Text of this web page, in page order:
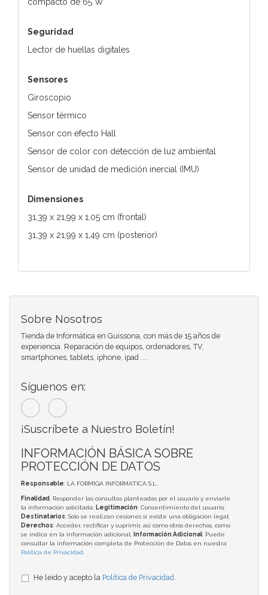
Seguridad
Lector de huellas digitales
Sensores
Giroscopio
Sensor térmico
Sensor con efecto Hall
Sensor de color con detección de luz ambiental
Sensor de unidad de medición inercial (IMU)
Dimensiones
31,39 x 21,99 x 1,05 cm (frontal)
31,39 x 21,99 x 1,49 cm (posterior)
Sobre Nosotros
Tienda de Informática en Guissona, con más de 15 años de
experiencia. Reparación de equipos, ordenadores, TV,
smartphones, tablets, iphone, ipad ....
Síguenos en:
¡Suscríbete a Nuestro Boletín!
INFORMACIÓN BÁSICA SOBRE
PROTECCIÓN DE DATOS
Responsable: LA FORMIGA INFORMATICA S.L.
Finalidad: Responder las consultas planteadas por el usuario y enviarle
la información solicitada; Legitimación: Consentimiento del usuario;
Destinatarios: Solo se realizan cesiones si existe una obligación legal;
Derechos: Acceder, rectificar y suprimir, así como otros derechos, como
se indica en la información adicional;
Información Adicional: Puede
consultar la información completa de Protección de Datos en nuestra
Política de Privacidad
He leído y acepto la Política de Privacidad